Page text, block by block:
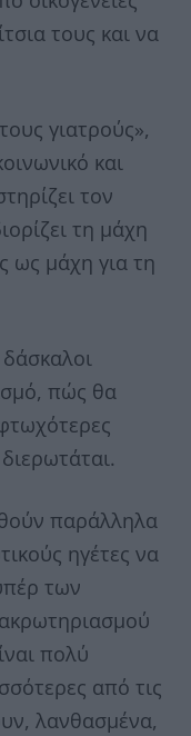
τους και να
γιατρούς»,
και
τον
τη μάχη
ως μάχη για τη
δάσκαλοι
πώς θα
παράλληλα
ηγέτες να
των
πολύ
από τις
λανθασμένα,